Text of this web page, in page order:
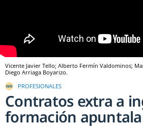
Vicente Javier Tello; Alberto Fermín Valdominos;
Diego Arriaga Boyarizo.
PROFESIONALES
Contratos extra a
formación